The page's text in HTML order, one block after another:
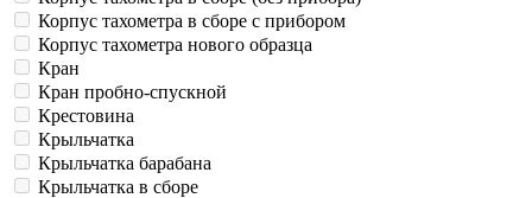
Корпус тахометра в сборе с прибором
Корпус тахометра нового образца
Кран
Кран пробно-спускной
Крестовина
Крыльчатка
Крыльчатка барабана
Крыльчатка в сборе